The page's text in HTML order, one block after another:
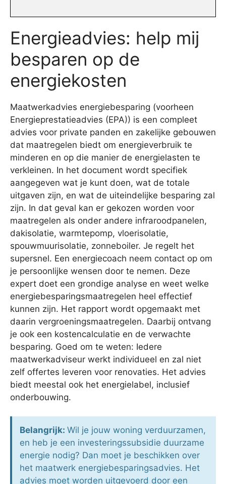
Energieadvies: help mij
besparen op de
energiekosten
Maatwerkadvies energiebesparing (voorheen
Energieprestatieadvies (EPA)) is een compleet
advies voor private panden en zakelijke gebouwen
dat maatregelen biedt om energieverbruik te
minderen en op die manier de energielasten te
verkleinen. In het document wordt specifiek
aangegeven wat je kunt doen, wat de totale
uitgaven zijn, en wat de uiteindelijke besparing zal
zijn. In dat geval kan er gekozen worden voor
maatregelen als onder andere infraroodpanelen,
dakisolatie, warmtepomp, vloerisolatie,
spouwmuurisolatie, zonneboiler. Je regelt het
supersnel. Een energiecoach neem contact op om
je persoonlijke wensen door te nemen. Deze
expert doet een grondige analyse en weet welke
energiebesparingsmaatregelen heel effectief
kunnen zijn. Het rapport wordt opgemaakt met
daarin vergroeningsmaatregelen. Daarbij ontvang
je ook een kostencalculatie en de verwachte
besparing. Goed om te weten: Iedere
maatwerkadviseur werkt individueel en zal niet
zelf offertes leveren voor renovaties. Het advies
biedt meestal ook het energielabel, inclusief
onderbouwing.
Belangrijk: Wil je jouw woning verduurzamen,
en heb je een investeringssubsidie duurzame
energie nodig? Dan moet je beschikken over
het maatwerk energiebesparingsadvies. Het
advies moet worden uitgevoerd door een